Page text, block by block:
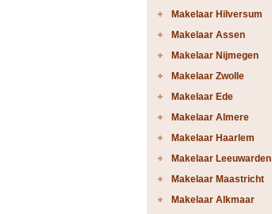
Makelaar Hilversum
Makelaar Assen
Makelaar Nijmegen
Makelaar Zwolle
Makelaar Ede
Makelaar Almere
Makelaar Haarlem
Makelaar Leeuwarden
Makelaar Maastricht
Makelaar Alkmaar